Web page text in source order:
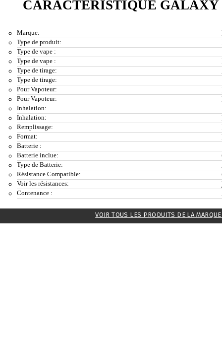
CARACTÉRISTIQUE GALAXY
Marque:
Type de produit:
Type de vape :
Type de vape :
Type de tirage:
Type de tirage:
Pour Vapoteur:
Pour Vapoteur:
Inhalation:
Inhalation:
Remplissage:
Format:
Batterie :
Batterie inclue:
Type de Batterie:
Résistance Compatible:
Voir les résistances:
Contenance :
VOIR TOUS LES PRODUITS DE LA